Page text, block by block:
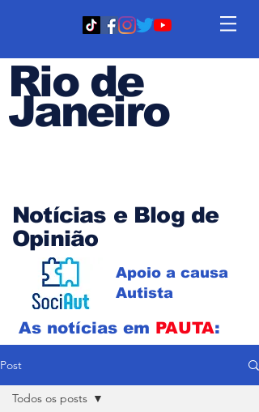
Rio de
Janeiro
Notícias e Blog de
Opinião
Apoio a causa
Autista
As notícias em PAUTA:
Post
Todos os posts